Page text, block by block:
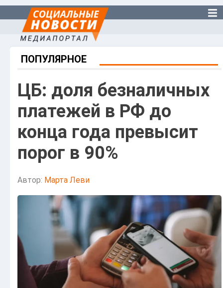
ПОПУЛЯРНОЕ
ЦБ: доля безналичных
платежей в РФ до
конца года превысит
порог в 90%
Автор: Марта Леви